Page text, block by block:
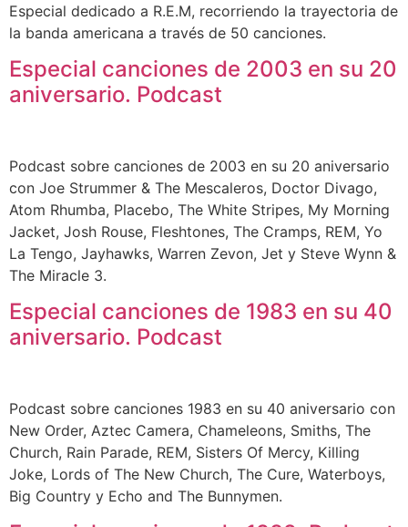
Especial dedicado a R.E.M, recorriendo la trayectoria de
la banda americana a través de 50 canciones.
Especial canciones de 2003 en su 20
aniversario. Podcast
Podcast sobre canciones de 2003 en su 20 aniversario
con Joe Strummer & The Mescaleros, Doctor Divago,
Atom Rhumba, Placebo, The White Stripes, My Morning
Jacket, Josh Rouse, Fleshtones, The Cramps, REM, Yo
La Tengo, Jayhawks, Warren Zevon, Jet y Steve Wynn &
The Miracle 3.
Especial canciones de 1983 en su 40
aniversario. Podcast
Podcast sobre canciones 1983 en su 40 aniversario con
New Order, Aztec Camera, Chameleons, Smiths, The
Church, Rain Parade, REM, Sisters Of Mercy, Killing
Joke, Lords of The New Church, The Cure, Waterboys,
Big Country y Echo and The Bunnymen.